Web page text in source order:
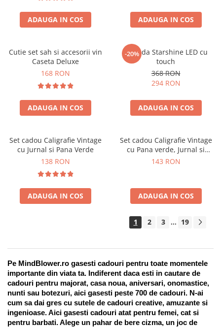
ADAUGA IN COS ADAUGA IN COS
Cutie set sah si accesorii vin
Caseta Deluxe
168 RON
ADAUGA IN COS
-20%
Oglinda Starshine LED cu
touch
368 RON
294 RON
ADAUGA IN COS
Set cadou Caligrafie Vintage
cu Jurnal si Pana Verde
138 RON
ADAUGA IN COS
Set cadou Caligrafie Vintage
cu Pana verde, Jurnal si
Suport pentru stilou, 9 piese
143 RON
ADAUGA IN COS
1 2 3 ... 19
Pe MindBlower.ro gasesti cadouri pentru toate momentele
importante din viata ta. Indiferent daca esti in cautare de
cadouri pentru majorat, casa noua, aniversari, onomastice,
nunti sau botezuri, aici gasesti peste 700 de cadouri. N-ai
cum sa dai gres cu sutele de cadouri creative, amuzante si
ingenioase. Aici gasesti cadouri atat pentru femei, cat si
pentru barbati. Alege un pahar de bere cizma, un joc de